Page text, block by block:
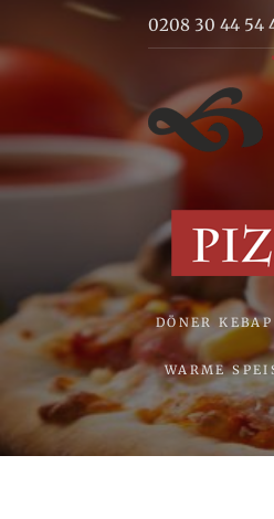
0208 30 44 54
DÖNER KEBAP
WARME